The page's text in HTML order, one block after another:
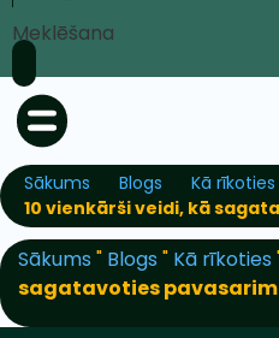
Meklēšana
Sākums Blogs
Kā rīkoties
10 vienkārši veidi, kā
Sākums " Blogs " Kā rīkoties
sagatavoties pavasarim